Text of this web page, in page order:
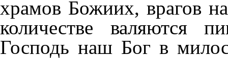
храмов Божиих, врагов
количестве валяются
Господь наш Бог в